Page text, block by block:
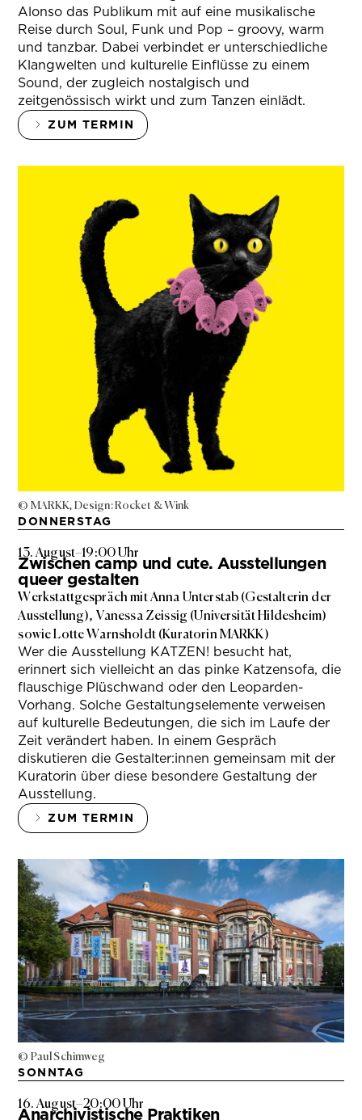
Alonso das Publikum mit auf eine musikalische
Reise durch Soul, Funk und Pop – groovy, warm
und tanzbar. Dabei verbindet er unterschiedliche
Klangwelten und kulturelle Einflüsse zu einem
Sound, der zugleich nostalgisch und
zeitgenössisch wirkt und zum Tanzen einlädt.
ZUM TERMIN
© MARKK, Design: Rocket & Wink
DONNERSTAG
13. August–19:00 Uhr
Zwischen camp und cute. Ausstellungen
queer gestalten
Werkstattgespräch mit Anna Unterstab (Gestalterin der
Ausstellung), Vanessa Zeissig (Universität Hildesheim)
sowie Lotte Warnsholdt (Kuratorin MARKK)
Wer die Ausstellung KATZEN! besucht hat,
erinnert sich vielleicht an das pinke Katzensofa, die
flauschige Plüschwand oder den Leoparden-
Vorhang. Solche Gestaltungselemente verweisen
auf kulturelle Bedeutungen, die sich im Laufe der
Zeit verändert haben. In einem Gespräch
diskutieren die Gestalter:innen gemeinsam mit der
Kuratorin über diese besondere Gestaltung der
Ausstellung.
ZUM TERMIN
© Paul Schimweg
SONNTAG
16. August–20:00 Uhr
Anarchivistische Praktiken